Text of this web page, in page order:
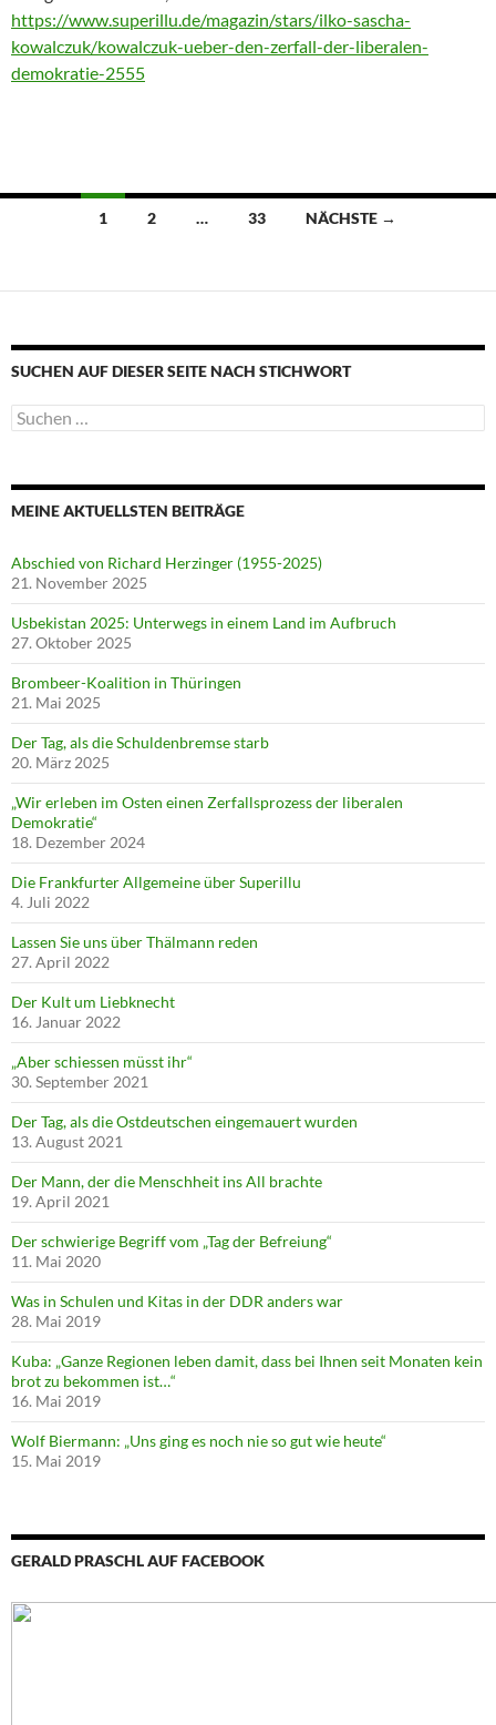
https://www.superillu.de/magazin/stars/ilko-sascha-
kowalczuk/kowalczuk-ueber-den-zerfall-der-liberalen-
demokratie-2555
Beitragsnavigation
1 2 … 33 NÄCHSTE →
SUCHEN AUF DIESER SEITE NACH STICHWORT
Suche
nach:
MEINE AKTUELLSTEN BEITRÄGE
Abschied von Richard Herzinger (1955-2025)
21. November 2025
Usbekistan 2025: Unterwegs in einem Land im Aufbruch
27. Oktober 2025
Brombeer-Koalition in Thüringen
21. Mai 2025
Der Tag, als die Schuldenbremse starb
20. März 2025
„Wir erleben im Osten einen Zerfallsprozess der liberalen
Demokratie“
18. Dezember 2024
Die Frankfurter Allgemeine über Superillu
4. Juli 2022
Lassen Sie uns über Thälmann reden
27. April 2022
Der Kult um Liebknecht
16. Januar 2022
„Aber schiessen müsst ihr“
30. September 2021
Der Tag, als die Ostdeutschen eingemauert wurden
13. August 2021
Der Mann, der die Menschheit ins All brachte
19. April 2021
Der schwierige Begriff vom „Tag der Befreiung“
11. Mai 2020
Was in Schulen und Kitas in der DDR anders war
28. Mai 2019
Kuba: „Ganze Regionen leben damit, dass bei Ihnen seit Monaten kein
brot zu bekommen ist…“
16. Mai 2019
Wolf Biermann: „Uns ging es noch nie so gut wie heute“
15. Mai 2019
GERALD PRASCHL AUF FACEBOOK